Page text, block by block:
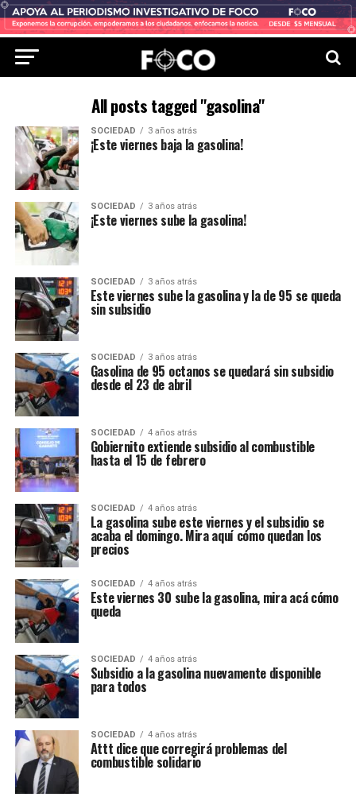
All posts tagged "gasolina"
SOCIEDAD 3 años atrás
¡Este viernes baja la gasolina!
SOCIEDAD 3 años atrás
¡Este viernes sube la gasolina!
SOCIEDAD 3 años atrás
Este viernes sube la gasolina y la de 95 se queda
sin subsidio
SOCIEDAD 3 años atrás
Gasolina de 95 octanos se quedará sin subsidio
desde el 23 de abril
SOCIEDAD 4 años atrás
Gobiernito extiende subsidio al combustible
hasta el 15 de febrero
SOCIEDAD 4 años atrás
La gasolina sube este viernes y el subsidio se
acaba el domingo. Mira aquí cómo quedan los
precios
SOCIEDAD 4 años atrás
Este viernes 30 sube la gasolina, mira acá cómo
queda
SOCIEDAD 4 años atrás
Subsidio a la gasolina nuevamente disponible
para todos
SOCIEDAD 4 años atrás
Attt dice que corregirá problemas del
combustible solidario